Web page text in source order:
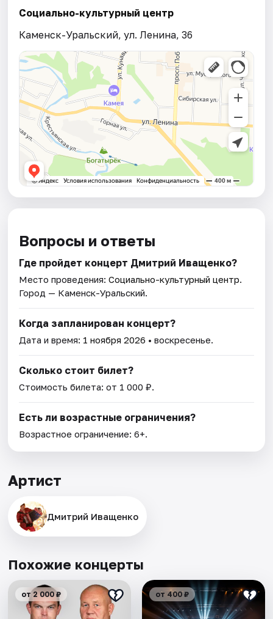
Социально-культурный центр
Каменск-Уральский, ул. Ленина, 36
Вопросы и ответы
Где пройдет концерт Дмитрий Иващенко?
Место проведения:Социально-культурный центр.
Город — Каменск-Уральский.
Когда запланирован концерт?
Дата и время: 1 ноября 2026 • воскресенье.
Сколько стоит билет?
Стоимость билета: от 1 000 ₽.
Есть ли возрастные ограничения?
Возрастное ограничение: 6+.
Артист
Дмитрий Иващенко
Похожие концерты
от 2 000 ₽ от 400 ₽